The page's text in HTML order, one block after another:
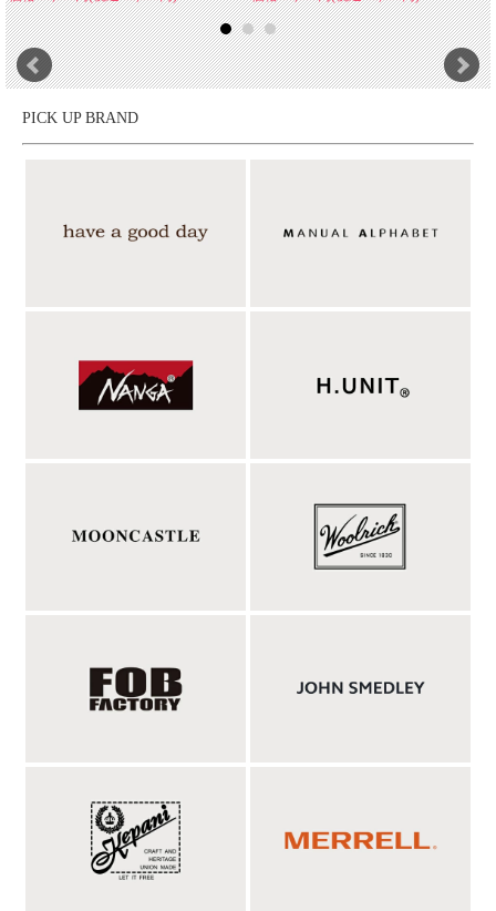
洗練された印象のモックネック。「夏でもきれい
め派」のための一枚。
上品な見た目なのに、真夏でもさらっと着られるSogliaの
いすぎないリラックスしたシルエット。肩まわりはすっきりと収
ほどよくリラックス感を出してくれます。
リネン混ならではのざっくり感と、シャリっと涼
しい肌触り。夏に嬉しいジョーゼットの天竺生
PICK UP BRAND